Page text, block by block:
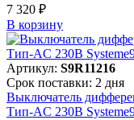
7 320 ₽
В корзинy
Артикул: S9R11216
Срок поставки: 2 дня
Выключатель
Тип-AC 230В